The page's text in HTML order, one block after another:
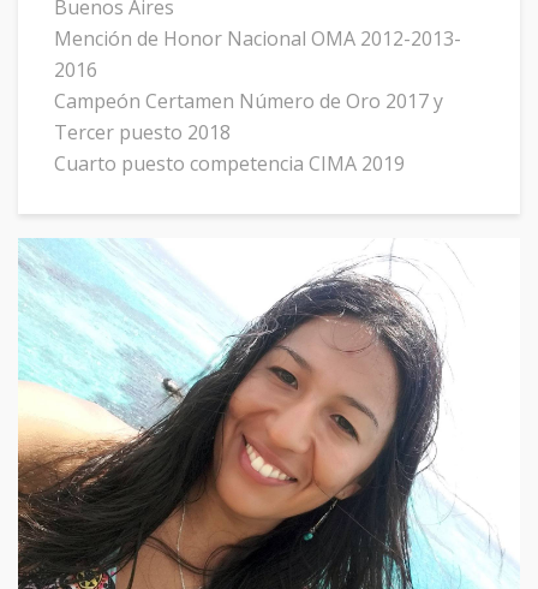
Buenos Aires
Mención de Honor Nacional OMA 2012-2013-
2016
Campeón Certamen Número de Oro 2017 y
Tercer puesto 2018
Cuarto puesto competencia CIMA 2019